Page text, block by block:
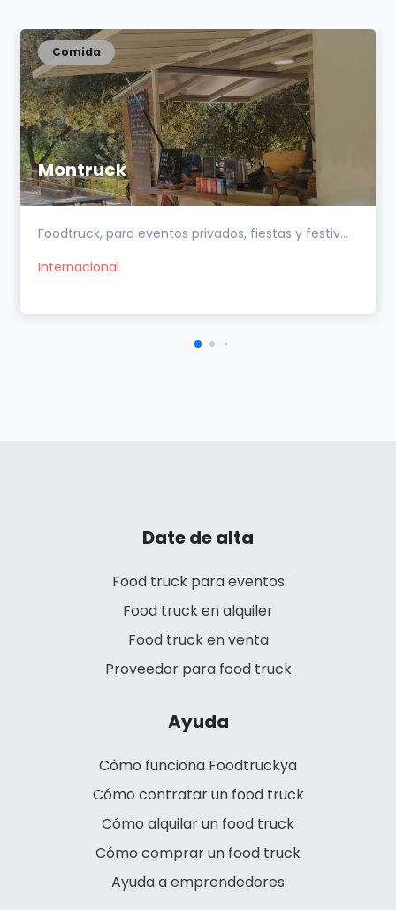
Montruck
Comida
Foodtruck, para eventos privados, fiestas y festiv...
Internacional
Date de alta
Food truck para eventos
Food truck en alquiler
Food truck en venta
Proveedor para food truck
Ayuda
Cómo funciona Foodtruckya
Cómo contratar un food truck
Cómo alquilar un food truck
Cómo comprar un food truck
Ayuda a emprendedores